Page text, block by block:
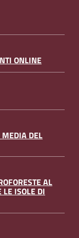
ONLINE
MEDIA DEL
AL
LE ISOLE DI